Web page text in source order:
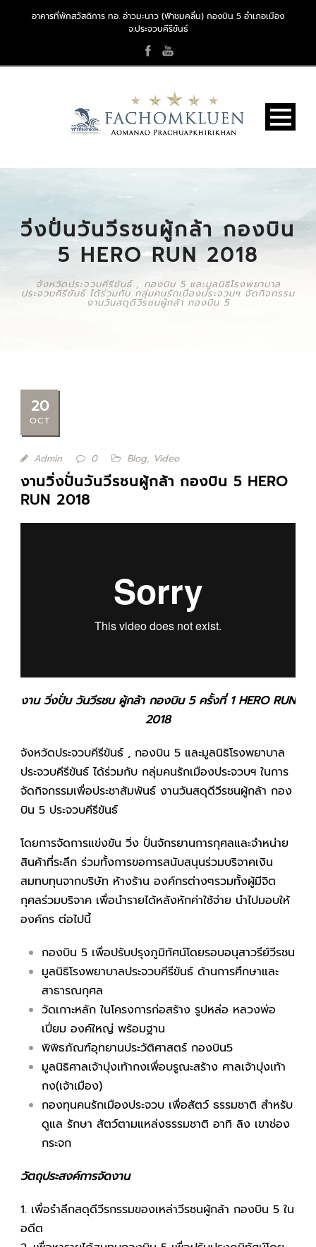
อาคารที่พักสวัสดิการ ทอ. อ่าวมะนาว (ฟ้าชมคลื่น) กองบิน 5 อำเภอเมือง
จ.ประจวบคีรีขันธ์
วิ่งปั่นวันวีรชนผู้กล้า กองบิน
5 HERO RUN 2018
จังหวัดประจวบคีรีขันธ์ , กองบิน 5 และมูลนิธิโรงพยาบาล
ประจวบคีรีขันธ์ ได้ร่วมกับ กลุ่มคนรักเมืองประจวบฯ จัดกิจกรรม
งานวันสดุดีวีรชนผู้กล้า กองบิน 5
20
OCT
Admin 0 Blog, Video
งานวิ่งปั่นวันวีรชนผู้กล้า กองบิน 5 HERO
RUN 2018
งาน วิ่งปั่น วันวีรชน ผู้กล้า กองบิน 5 ครั้งที่ 1 HERO RUN
2018
จังหวัดประจวบคีรีขันธ์ , กองบิน 5 และมูลนิธิโรงพยาบาล
ประจวบคีรีขันธ์ ได้ร่วมกับ กลุ่มคนรักเมืองประจวบฯ ในการ
จัดกิจกรรมเพื่อประชาสัมพันธ์ งานวันสดุดีวีรชนผู้กล้า กอง
บิน 5 ประจวบคีรีขันธ์
โดยการจัดการแข่งขัน วิ่ง ปั่นจักรยานการกุศลและจำหน่าย
สินค้าที่ระลึก ร่วมทั้งการขอการสนับสนุนร่วมบริจาคเงิน
สมทบทุนจากบริษัท ห้างร้าน องค์กรต่างๆรวมทั้งผู้มีจิต
กุศลร่วมบริจาค เพื่อนำรายได้หลังหักค่าใช้จ่าย นำไปมอบให้
องค์กร ต่อไปนี้
กองบิน 5 เพื่อปรับปรุงภูมิทัศน์โดยรอบอนุสาวรีย์วีรชน
มูลนิธิโรงพยาบาลประจวบคีรีขันธ์ ด้านการศึกษาและ
สาธารณกุศล
วัดเกาะหลัก ในโครงการก่อสร้าง รูปหล่อ หลวงพ่อ
เปี่ยม องค์ใหญ่ พร้อมฐาน
พิพิธภัณฑ์อุทยานประวัติศาสตร์ กองบิน5
มูลนิธิศาลเจ้าปุงเท้ากงเพื่อบรูณะสร้าง ศาลเจ้าปุงเท้า
กง(เจ้าเมือง)
กองทุนคนรักเมืองประจวบ เพื่อสัตว์ ธรรมชาติ สำหรับ
ดูแล รักษา สัตว์ตามแหล่งธรรมชาติ อาทิ ลิง เขาช่อง
กระจก
วัตถุประสงค์การจัดงาน
1. เพื่อรำลึกสดุดีวีรกรรมของเหล่าวีรชนผู้กล้า กองบิน 5 ใน
อดีต